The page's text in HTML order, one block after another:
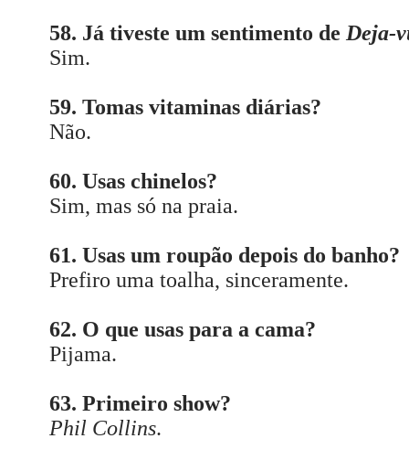
58. Já tiveste um sentimento de Deja-
Sim.
59. Tomas vitaminas diárias?
Não.
60. Usas chinelos?
Sim, mas só na praia.
61. Usas um roupão depois do banho?
Prefiro uma toalha, sinceramente.
62. O que usas para a cama?
Pijama.
63. Primeiro show?
Phil Collins.